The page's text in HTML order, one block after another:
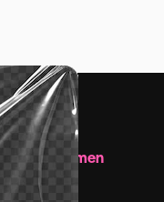
Unternehmen
Preise